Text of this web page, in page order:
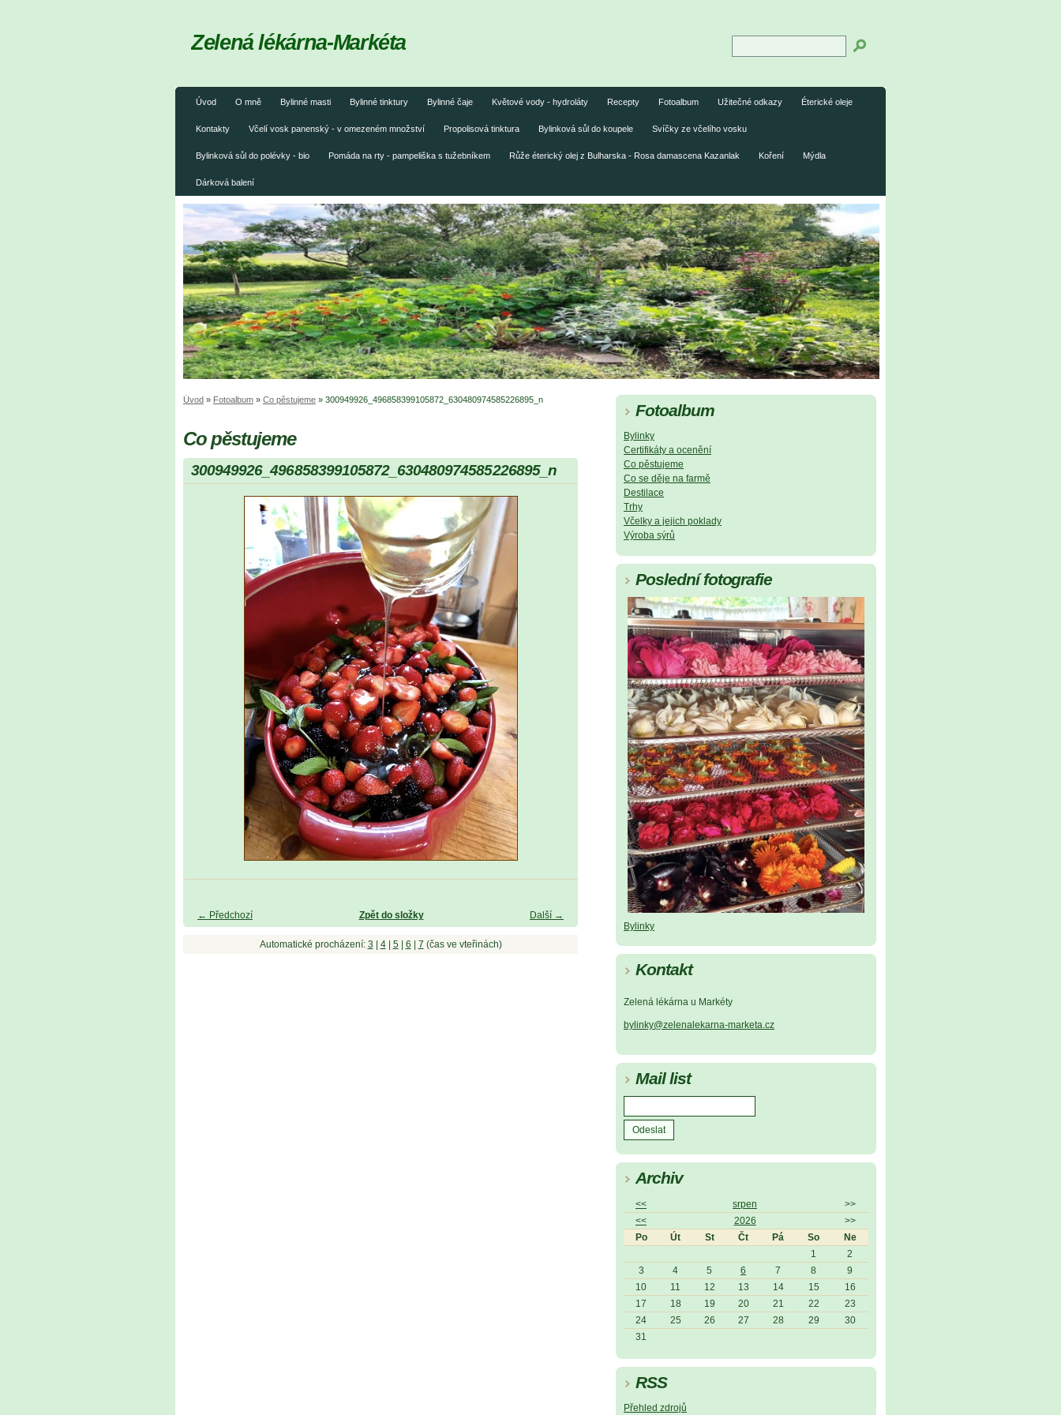
Úvod O mně Bylinné masti Bylinné tinktury Bylinné čaje Květové vody - hydroláty Recepty Fotoalbum Užitečné odkazy Éterické oleje
Kontakty Včelí vosk panenský - v omezeném množství Propolisová tinktura Bylinková sůl do koupele Svíčky ze včelího vosku
Bylinková sůl do polévky - bio Pomáda na rty - pampeliška s tužebníkem Růže éterický olej z Bulharska - Rosa damascena Kazanlak Koření Mýdla
Dárková balení
Zelená lékárna-Markéta
Úvod » Fotoalbum » Co pěstujeme » 300949926_496858399105872_630480974585226895_n
Co pěstujeme
300949926_496858399105872_630480974585226895_n
← Předchozí Další →
Zpět do složky
Automatické procházení: 3 4| 5| 6 7 (čas ve vteřinách)
Fotoalbum
Bylinky
Certifikáty a ocenění
Co pěstujeme
Co se děje na farmě
Destilace
Trhy
Včelky a jejich poklady
Výroba sýrů
Poslední fotografie
Bylinky
Kontakt
Zelená lékárna u Markéty
bylinky@zelenalekarna-marketa.cz
Mail list
Archiv
<< srpen
>>
<<
2026
>>
Po
Út St Čt Pá So
Ne
1
2
3
4 5 6 7 8
9
10
11 12 13 14 15
16
17
18 19 20 21 22
23
24
25 26 27 28 29
30
31
RSS
Přehled zdrojů